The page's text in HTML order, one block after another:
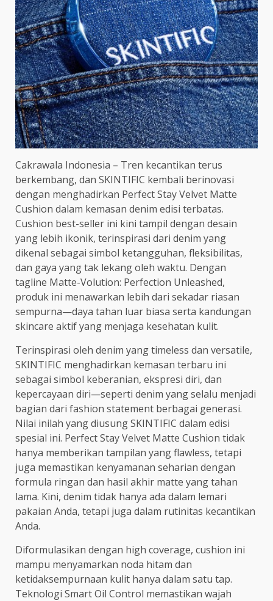
Cakrawala Indonesia – Tren kecantikan terus
berkembang, dan SKINTIFIC kembali berinovasi
dengan menghadirkan Perfect Stay Velvet Matte
Cushion dalam kemasan denim edisi terbatas.
Cushion best-seller ini kini tampil dengan desain
yang lebih ikonik, terinspirasi dari denim yang
dikenal sebagai simbol ketangguhan, fleksibilitas,
dan gaya yang tak lekang oleh waktu. Dengan
tagline Matte-Volution: Perfection Unleashed,
produk ini menawarkan lebih dari sekadar riasan
sempurna—daya tahan luar biasa serta kandungan
skincare aktif yang menjaga kesehatan kulit.
Terinspirasi oleh denim yang timeless dan versatile,
SKINTIFIC menghadirkan kemasan terbaru ini
sebagai simbol keberanian, ekspresi diri, dan
kepercayaan diri—seperti denim yang selalu menjadi
bagian dari fashion statement berbagai generasi.
Nilai inilah yang diusung SKINTIFIC dalam edisi
spesial ini. Perfect Stay Velvet Matte Cushion tidak
hanya memberikan tampilan yang flawless, tetapi
juga memastikan kenyamanan seharian dengan
formula ringan dan hasil akhir matte yang tahan
lama. Kini, denim tidak hanya ada dalam lemari
pakaian Anda, tetapi juga dalam rutinitas kecantikan
Anda.
Diformulasikan dengan high coverage, cushion ini
mampu menyamarkan noda hitam dan
ketidaksempurnaan kulit hanya dalam satu tap.
Teknologi Smart Oil Control memastikan wajah